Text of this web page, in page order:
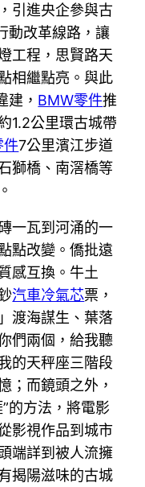
引進央企參與古
動改革線路，讓
工程，思賢路天
相繼點亮。與此
建， BMW零件推
1.2公里環古城帶
件7公里濱江步道
獅橋、南滘橋等
一瓦到河涌的一
點改變。僑批遠
感互換。牛土
汽車冷氣芯票，
渡海謀生、葉落
們兩個，給我聽
的天秤座三階段
；而鏡頭之外，
的方法，將電影
影視作品到城市
端詳到被人流擁
揭陽滋味的古城